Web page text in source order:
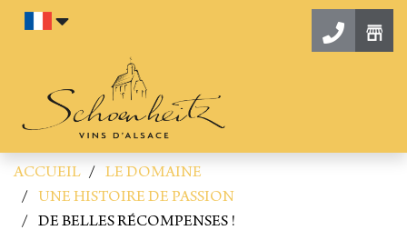
Aller au contenu
ACCUEIL
LE DOMAINE
UNE HISTOIRE DE PASSION
DE BELLES RÉCOMPENSES !